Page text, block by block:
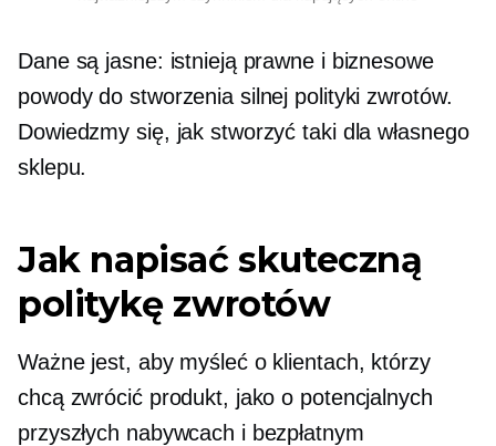
Dane są jasne: istnieją prawne i biznesowe
powody do stworzenia silnej polityki zwrotów.
Dowiedzmy się, jak stworzyć taki dla własnego
sklepu.
Jak napisać skuteczną
politykę zwrotów
Ważne jest, aby myśleć o klientach, którzy
chcą zwrócić produkt, jako o potencjalnych
przyszłych nabywcach i bezpłatnym